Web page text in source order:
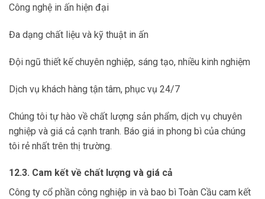
Công nghệ in ấn hiện đại
Đa dạng chất liệu và kỹ thuật in ấn
Đội ngũ thiết kế chuyên nghiệp, sáng tạo, nhiều kinh nghiệm
Dịch vụ khách hàng tận tâm, phục vụ 24/7
Chúng tôi tự hào về chất lượng sản phẩm, dịch vụ chuyên
nghiệp và giá cả cạnh tranh. Báo giá in phong bì của chúng
tôi rẻ nhất trên thị trường.
12.3. Cam kết về chất lượng và giá cả
Công ty cổ phần công nghiệp in và bao bì Toàn Cầu cam kết